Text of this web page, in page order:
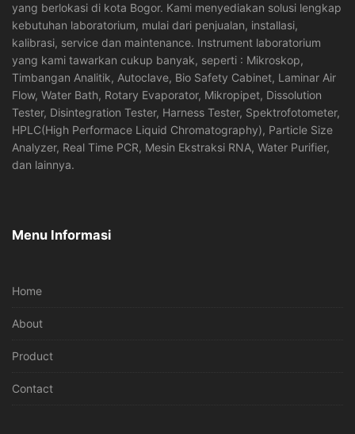
yang berlokasi di kota Bogor. Kami menyediakan solusi lengkap
kebutuhan laboratorium, mulai dari penjualan, installasi,
kalibrasi, service dan maintenance. Instrument laboratorium
yang kami tawarkan cukup banyak, seperti : Mikroskop,
Timbangan Analitik, Autoclave, Bio Safety Cabinet, Laminar Air
Flow, Water Bath, Rotary Evaporator, Mikropipet, Dissolution
Tester, Disintegration Tester, Harness Tester, Spektrofotometer,
HPLC(High Performace Liquid Chromatography), Particle Size
Analyzer, Real Time PCR, Mesin Ekstraksi RNA, Water Purifier,
dan lainnya.
Menu Informasi
Home
About
Product
Contact